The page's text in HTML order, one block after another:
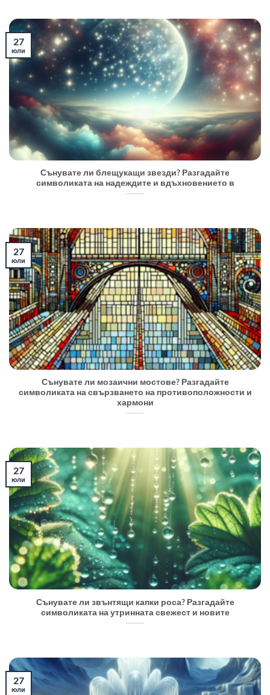
Сънувате ли блещукащи звезди? Разгадайте
символиката на надеждите и вдъхновението в
27
юли
Сънувате ли мозаични мостове? Разгадайте
символиката на свързването на противоположности и
хармони
27
юли
Сънувате ли звънтящи капки роса? Разгадайте
символиката на утринната свежест и новите
27
юли
27
юли